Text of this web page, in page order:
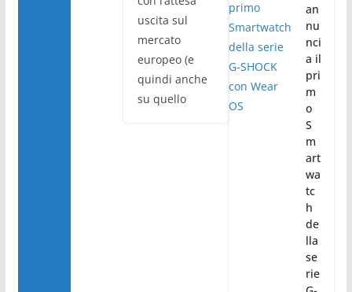
uscita sul
mercato
europeo (e
quindi anche
su quello
an
nu
nci
a il
pri
m
o
S
m
art
wa
tc
h
de
lla
se
rie